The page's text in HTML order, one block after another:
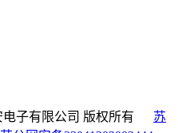
电子有限公司 版权所有 苏